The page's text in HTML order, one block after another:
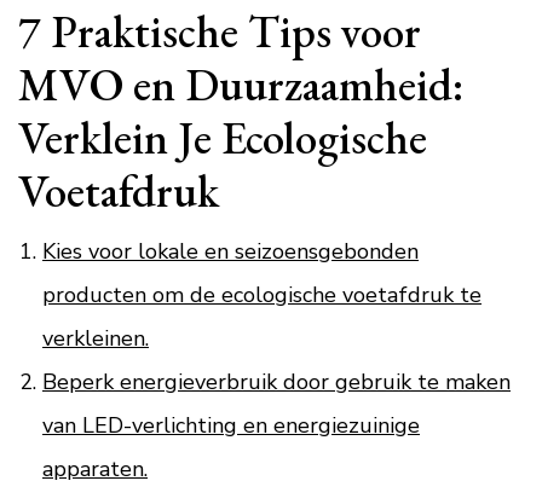
7 Praktische Tips voor
MVO en Duurzaamheid:
Verklein Je Ecologische
Voetafdruk
Kies voor lokale en seizoensgebonden
producten om de ecologische voetafdruk te
verkleinen.
Beperk energieverbruik door gebruik te maken
van LED-verlichting en energiezuinige
apparaten.